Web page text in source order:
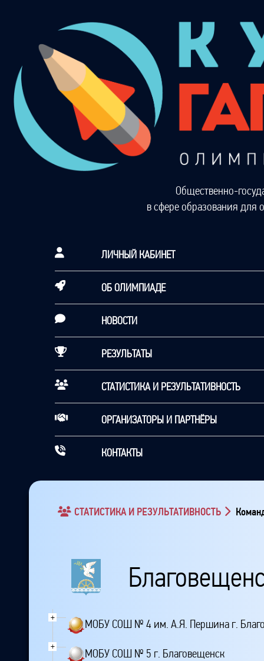
Общественно-
в сфере образования для
ЛИЧНЫЙ КАБИНЕТ
ОБ ОЛИМПИАДЕ
НОВОСТИ
РЕЗУЛЬТАТЫ
СТАТИСТИКА И РЕЗУЛЬТАТИВНОСТЬ
ОРГАНИЗАТОРЫ И ПАРТНЁРЫ
КОНТАКТЫ
СТАТИСТИКА И РЕЗУЛЬТАТИВНОСТЬ
+
МОБУ СОШ № 4 им. А.Я. Першина г.
+
МОБУ СОШ № 5 г. Благовещенск